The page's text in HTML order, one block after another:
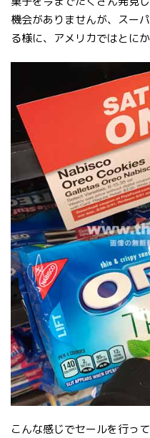
機会がありませんが、スー
る様に、アメリカではとに
こんな感じでセールを行っ